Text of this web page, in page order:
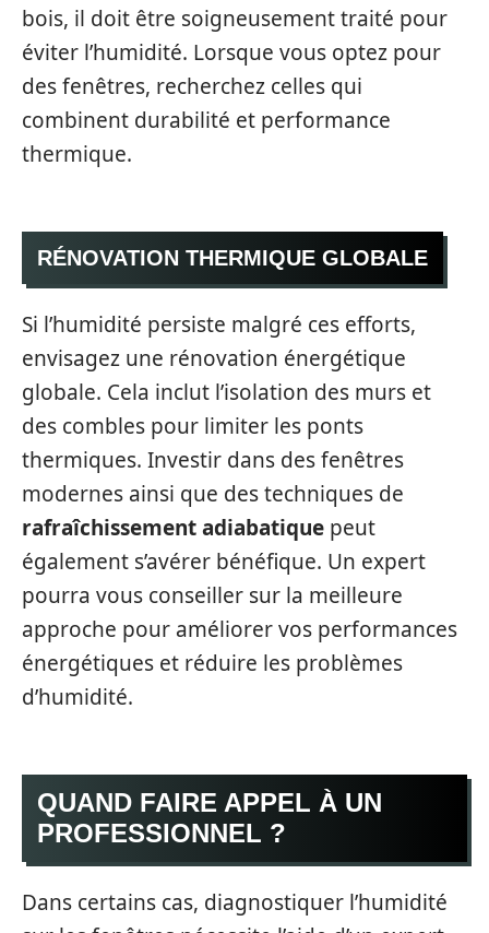
bois, il doit être soigneusement traité pour
éviter l’humidité. Lorsque vous optez pour
des fenêtres, recherchez celles qui
combinent durabilité et performance
thermique.
RÉNOVATION THERMIQUE GLOBALE
Si l’humidité persiste malgré ces efforts,
envisagez une rénovation énergétique
globale. Cela inclut l’isolation des murs et
des combles pour limiter les ponts
thermiques. Investir dans des fenêtres
modernes ainsi que des techniques de
rafraîchissement adiabatique peut
également s’avérer bénéfique. Un expert
pourra vous conseiller sur la meilleure
approche pour améliorer vos performances
énergétiques et réduire les problèmes
d’humidité.
QUAND FAIRE APPEL À UN
PROFESSIONNEL ?
Dans certains cas, diagnostiquer l’humidité